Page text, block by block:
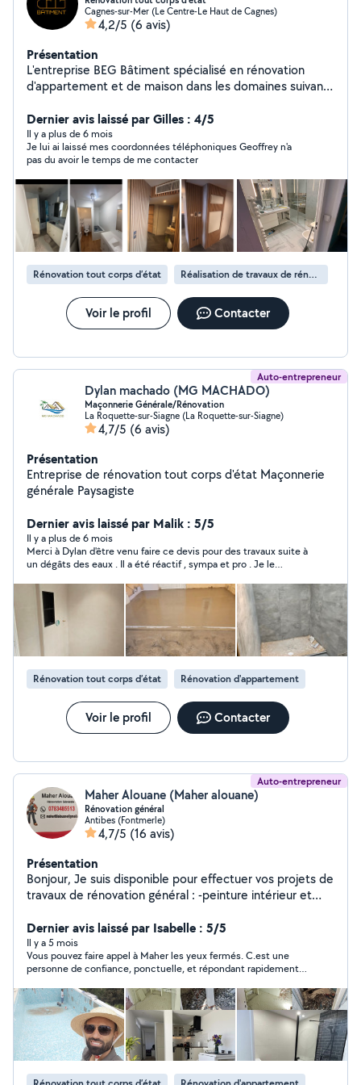
Cagnes-sur-Mer (Le Centre-Le Haut de Cagnes)
4,2/5 (6 avis)
Présentation
L'entreprise BEG Bâtiment spécialisé en rénovation
d'appartement et de maison dans les domaines suivant :
Cagnes-sur-Mer et serait ravie de vous accompagner
dans vos travaux dans la région des Alpes-Maritimes.
Possibilité de réalisation de plans 2D/3D du rendu final
souhaité par le client. (Logiciel CAO - Autocad - Revit -
Sketchup).
Dernier avis laissé par Gilles : 4/5
Il y a plus de 6 mois
Je lui ai laissé mes coordonnées téléphoniques Geoffrey n'a
pas du avoir le temps de me contacter
Rénovation tout corps d’état Réalisation de travaux de rénovation
Voir le profil Contacter
Auto-entrepreneur
Dylan machado (MG MACHADO)
Maçonnerie Générale/Rénovation
La Roquette-sur-Siagne (La Roquette-sur-Siagne)
4,7/5 (6 avis)
Présentation
Entreprise de rénovation tout corps d'état Maçonnerie
générale Paysagiste
Dernier avis laissé par Malik : 5/5
Il y a plus de 6 mois
Merci à Dylan d'être venu faire ce devis pour des travaux suite à
un dégâts des eaux . Il a été réactif , sympa et pro . Je le
Rénovation tout corps d’état Rénovation d'appartement
Voir le profil Contacter
Auto-entrepreneur
Maher Alouane (Maher alouane)
Rénovation général
Antibes (Fontmerle)
4,7/5 (16 avis)
Présentation
Bonjour, Je suis disponible pour effectuer vos projets de
travaux de rénovation général : -peinture intérieur et
général -dégâts des eaux -Posé carlage -Petit plombier,
-Électricité, -pose Faux plafond, -cloison BA13, -pose
parquet, -pose de cuisine . -pose meuble en kit,
Disposant d'une expérience de plus de 15 années dans
le secteur de la rénovation ainsi que tout le matériel
nécessaire voiture de travail équipe, réaliser vos projets
de travaux avec le plus grand soin à un tarif plus
avantageux. N'hésitez pas à me contacter. DEVIS
GRATUIT ET RAPIDE 7J7 TARIF PLUS Avantageux Merci
d'avance et à très bientôt !
Dernier avis laissé par Isabelle : 5/5
Il y a 5 mois
Vous pouvez faire appel à Maher les yeux fermés. C.est une
personne de confiance, ponctuelle, et répondant rapidement. Il
cloison, réfection de salle de bain, pose de sol et montage
d’une cuisine tout cela parfaitement. J